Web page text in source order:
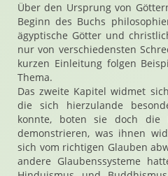
Über den Ursprung von
Beginn des Buchs
ägyptische Götter und
nur von verschiedensten
kurzen Einleitung folgen
Thema.
Das zweite Kapitel widmet
die sich hierzulande
konnte, boten sie doch die
demonstrieren, was ihnen
sich vom richtigen Glauben
andere Glaubenssysteme